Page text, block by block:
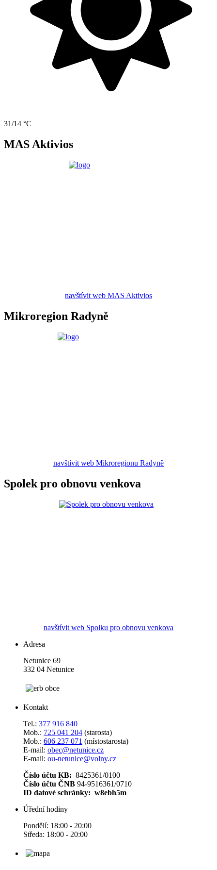
31/14 °C
MAS Aktivios
navštívit web MAS Aktivios
Mikroregion Radyně
navštívit web Mikroregionu Radyně
Spolek pro obnovu venkova
navštívit web Spolku pro obnovu venkova
Adresa
Netunice 69
332 04 Netunice
Kontakt
Tel.: 377 916 840
Mob.: 725 041 204 (starosta)
Mob.: 606 237 071 (místostarosta)
E-mail: obec@netunice.cz
E-mail: ou-netunice@volny.cz
Číslo účtu KB: 8425361/0100
Číslo účtu ČNB 94-9516361/0710
ID datové schránky: w8ebh5m
Úřední hodiny
Pondělí: 18:00 - 20:00
Středa: 18:00 - 20:00